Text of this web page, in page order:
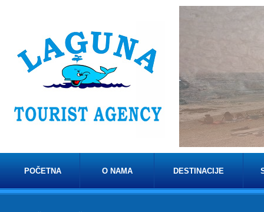
POČETNA O NAMA DESTINACIJE